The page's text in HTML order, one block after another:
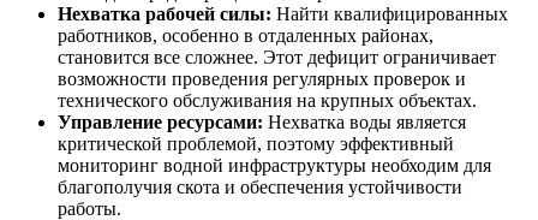
Нехватка рабочей силы: Найти квалифицированных
работников, особенно в отдаленных районах,
становится все сложнее. Этот дефицит ограничивает
возможности проведения регулярных проверок и
технического обслуживания на крупных объектах.
Управление ресурсами: Нехватка воды является
критической проблемой, поэтому эффективный
мониторинг водной инфраструктуры необходим для
благополучия скота и обеспечения устойчивости
работы.